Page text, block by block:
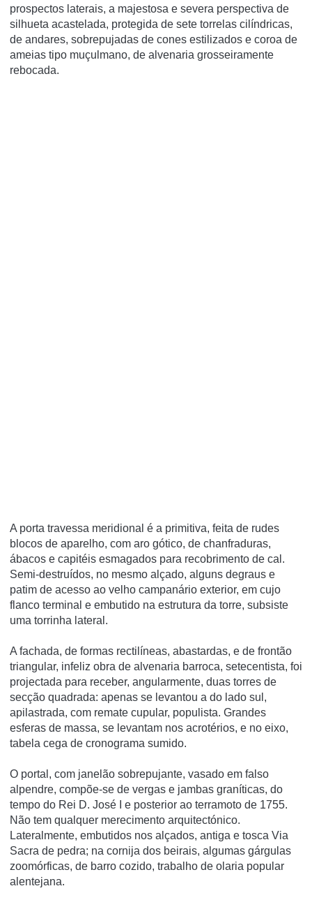
prospectos laterais, a majestosa e severa perspectiva de
silhueta acastelada, protegida de sete torrelas cilí­ndricas,
de andares, sobrepujadas de cones estilizados e coroa de
ameias tipo muçulmano, de alvenaria grosseiramente
rebocada.
A porta travessa meridional é a primitiva, feita de rudes
blocos de aparelho, com aro gótico, de chanfraduras,
ábacos e capitéis esmagados para recobrimento de cal.
Semi-destruí­dos, no mesmo alçado, alguns degraus e
patim de acesso ao velho campanário exterior, em cujo
flanco terminal e embutido na estrutura da torre, subsiste
uma torrinha lateral.
A fachada, de formas rectilí­neas, abastardas, e de frontão
triangular, infeliz obra de alvenaria barroca, setecentista, foi
projectada para receber, angularmente, duas torres de
secção quadrada: apenas se levantou a do lado sul,
apilastrada, com remate cupular, populista. Grandes
esferas de massa, se levantam nos acrotérios, e no eixo,
tabela cega de cronograma sumido.
O portal, com janelão sobrepujante, vasado em falso
alpendre, compõe-se de vergas e jambas graní­ticas, do
tempo do Rei D. José I e posterior ao terramoto de 1755.
Não tem qualquer merecimento arquitectónico.
Lateralmente, embutidos nos alçados, antiga e tosca Via
Sacra de pedra; na cornija dos beirais, algumas gárgulas
zoomórficas, de barro cozido, trabalho de olaria popular
alentejana.